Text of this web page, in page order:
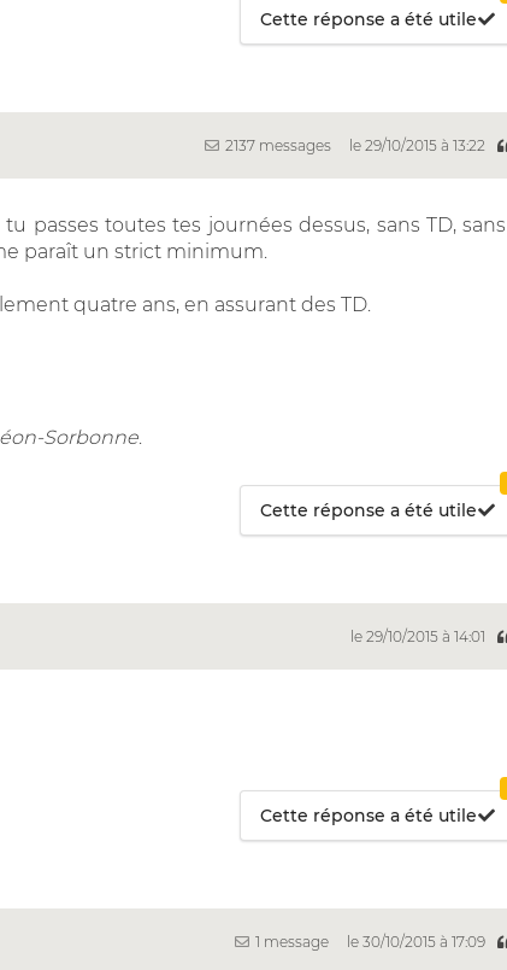
Cette réponse a été utile
2137 messages le 29/10/2015 à 13:22
passes toutes tes journées dessus, sans TD, sans
paraît un strict minimum.
quatre ans, en assurant des TD.
Sorbonne.
Cette réponse a été utile
le 29/10/2015 à 14:01
Cette réponse a été utile
1 message le 30/10/2015 à 17:09